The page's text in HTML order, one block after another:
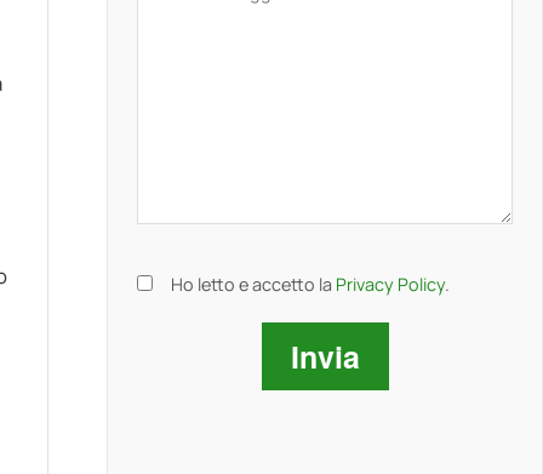
Ho letto e accetto la Privacy Policy.